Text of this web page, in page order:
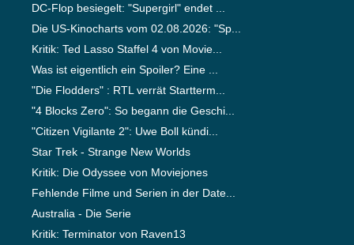
DC-Flop besiegelt: "Supergirl" endet ...
Die US-Kinocharts vom 02.08.2026: "Sp...
Kritik: Ted Lasso Staffel 4 von Movie...
Was ist eigentlich ein Spoiler? Eine ...
"Die Flodders" : RTL verrät Startterm...
"4 Blocks Zero": So begann die Geschi...
"Citizen Vigilante 2": Uwe Boll kündi...
Star Trek - Strange New Worlds
Kritik: Die Odyssee von Moviejones
Fehlende Filme und Serien in der Date...
Australia - Die Serie
Kritik: Terminator von Raven13